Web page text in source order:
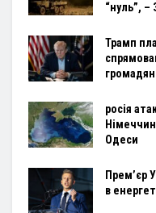
“нуль”, –
Трамп
росія
Одеси
Прем’єр
в